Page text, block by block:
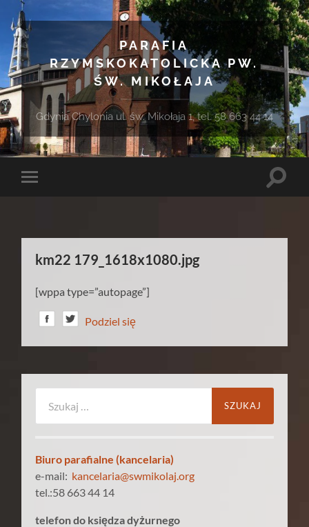
PARAFIA
RZYMSKOKATOLICKA PW.
ŚW. MIKOŁAJA
Gdynia Chylonia ul. św. Mikołaja 1, tel. 58 663 44 14
Toggle
Toggle
km22 179_1618x1080.jpg
[wppa type=”autopage”]
Podziel się
Biuro parafialne (kancelaria)
e-mail: kancelaria@swmikolaj.org
tel.:58 663 44 14
telefon do księdza dyżurnego